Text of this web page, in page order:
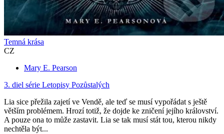
Temná krása
CZ
Mary E. Pearson
3. diel série Letopisy Pozůstalých
Lia sice přežila zajetí ve Vendě, ale teď se musí vypořádat s ještě
větším problémem. Hrozí totiž, že dojde ke zničení jejího království.
A pouze ona to může zastavit. Lia se tak musí stát tou, kterou nikdy
nechtěla být...